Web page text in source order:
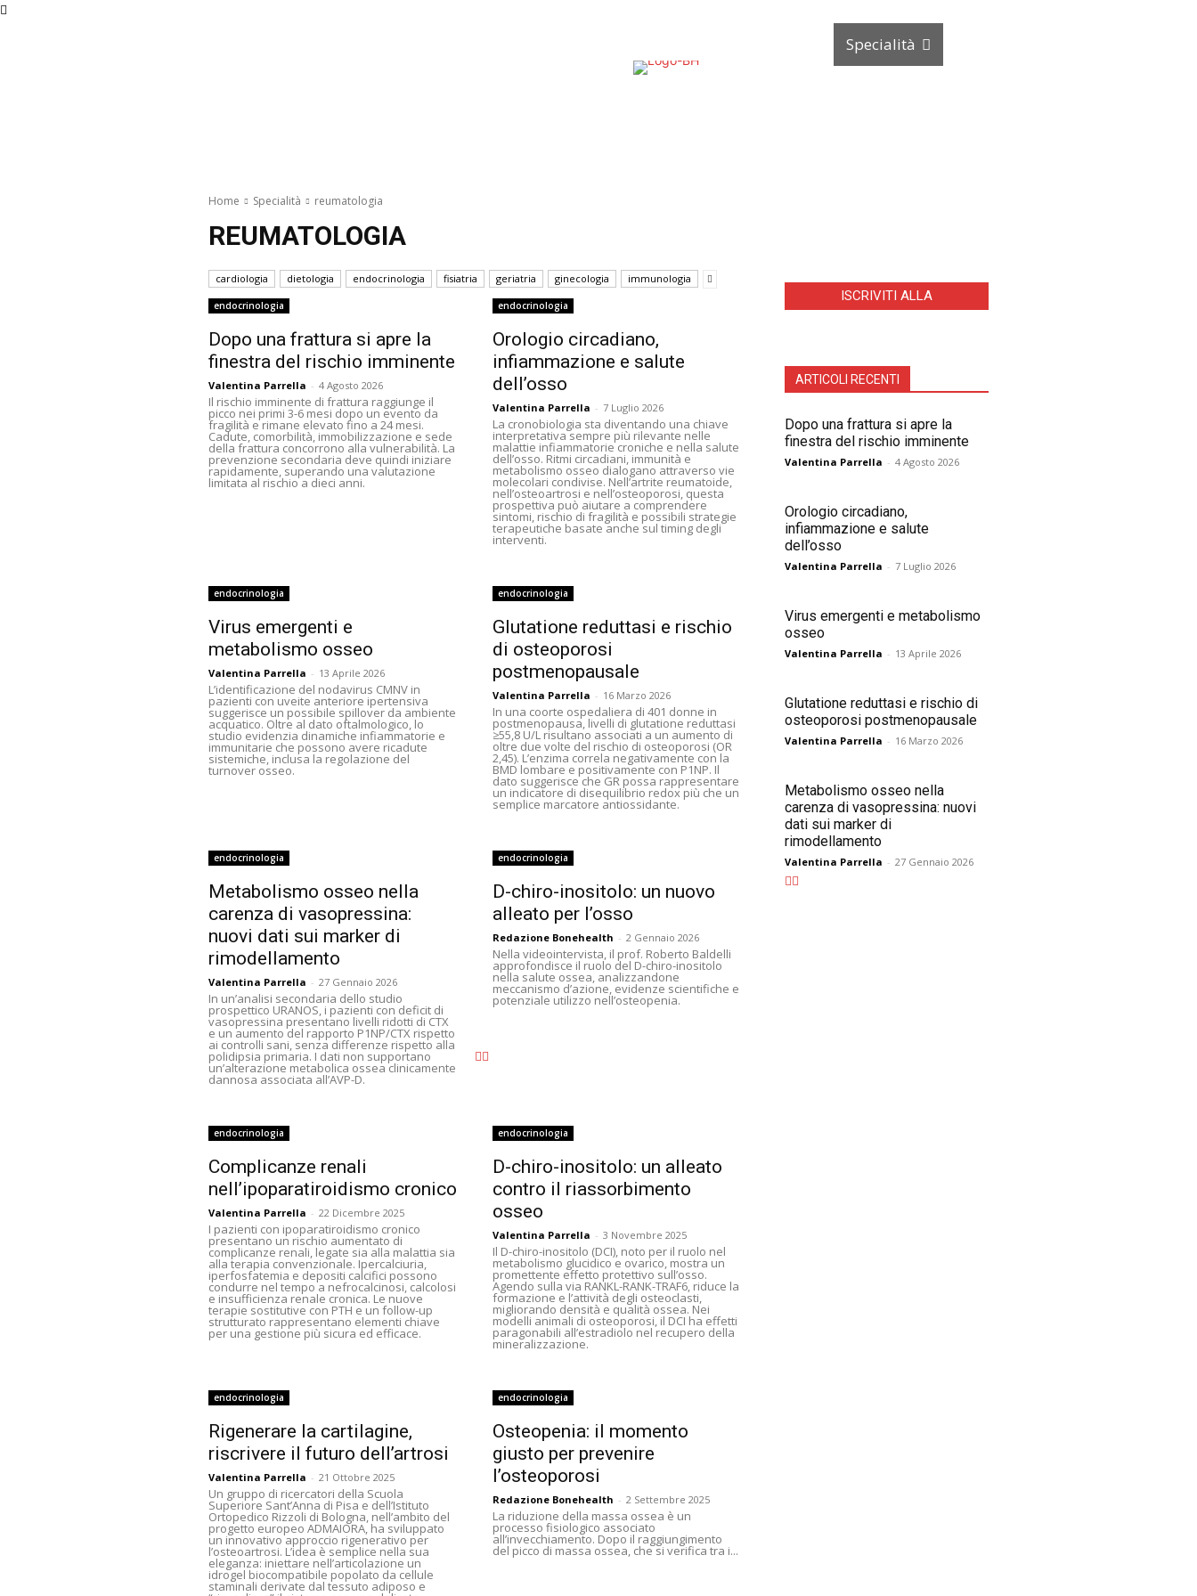
Specialità
Home Specialità reumatologia
REUMATOLOGIA
cardiologia dietologia endocrinologia fisiatria geriatria ginecologia immunologia
endocrinologia
Dopo una frattura si apre la
finestra del rischio imminente
Valentina Parrella - 4 Agosto 2026
Il rischio imminente di frattura raggiunge il
picco nei primi 3-6 mesi dopo un evento da
fragilità e rimane elevato fino a 24 mesi.
Cadute, comorbilità, immobilizzazione e sede
della frattura concorrono alla vulnerabilità. La
prevenzione secondaria deve quindi iniziare
rapidamente, superando una valutazione
limitata al rischio a dieci anni.
endocrinologia
Orologio circadiano,
infiammazione e salute
dell’osso
Valentina Parrella - 7 Luglio 2026
La cronobiologia sta diventando una chiave
interpretativa sempre più rilevante nelle
malattie infiammatorie croniche e nella salute
dell’osso. Ritmi circadiani, immunità e
metabolismo osseo dialogano attraverso vie
molecolari condivise. Nell’artrite reumatoide,
nell’osteoartrosi e nell’osteoporosi, questa
prospettiva può aiutare a comprendere
sintomi, rischio di fragilità e possibili strategie
terapeutiche basate anche sul timing degli
interventi.
endocrinologia
Virus emergenti e
metabolismo osseo
Valentina Parrella - 13 Aprile 2026
L’identificazione del nodavirus CMNV in
pazienti con uveite anteriore ipertensiva
suggerisce un possibile spillover da ambiente
acquatico. Oltre al dato oftalmologico, lo
studio evidenzia dinamiche infiammatorie e
immunitarie che possono avere ricadute
sistemiche, inclusa la regolazione del
turnover osseo.
endocrinologia
Glutatione reduttasi e rischio
di osteoporosi
postmenopausale
Valentina Parrella - 16 Marzo 2026
In una coorte ospedaliera di 401 donne in
postmenopausa, livelli di glutatione reduttasi
≥55,8 U/L risultano associati a un aumento di
oltre due volte del rischio di osteoporosi (OR
2,45). L’enzima correla negativamente con la
BMD lombare e positivamente con P1NP. Il
dato suggerisce che GR possa rappresentare
un indicatore di disequilibrio redox più che un
semplice marcatore antiossidante.
endocrinologia
Metabolismo osseo nella
carenza di vasopressina:
nuovi dati sui marker di
rimodellamento
Valentina Parrella - 27 Gennaio 2026
In un’analisi secondaria dello studio
prospettico URANOS, i pazienti con deficit di
vasopressina presentano livelli ridotti di CTX
e un aumento del rapporto P1NP/CTX rispetto
ai controlli sani, senza differenze rispetto alla
polidipsia primaria. I dati non supportano
un’alterazione metabolica ossea clinicamente
dannosa associata all’AVP-D.
endocrinologia
D-chiro-inositolo: un nuovo
alleato per l’osso
Redazione Bonehealth - 2 Gennaio 2026
Nella videointervista, il prof. Roberto Baldelli
approfondisce il ruolo del D-chiro-inositolo
nella salute ossea, analizzandone
meccanismo d’azione, evidenze scientifiche e
potenziale utilizzo nell’osteopenia.
endocrinologia
Complicanze renali
nell’ipoparatiroidismo cronico
Valentina Parrella - 22 Dicembre 2025
I pazienti con ipoparatiroidismo cronico
presentano un rischio aumentato di
complicanze renali, legate sia alla malattia sia
alla terapia convenzionale. Ipercalciuria,
iperfosfatemia e depositi calcifici possono
condurre nel tempo a nefrocalcinosi, calcolosi
e insufficienza renale cronica. Le nuove
terapie sostitutive con PTH e un follow-up
strutturato rappresentano elementi chiave
per una gestione più sicura ed efficace.
endocrinologia
D-chiro-inositolo: un alleato
contro il riassorbimento
osseo
Valentina Parrella - 3 Novembre 2025
Il D-chiro-inositolo (DCI), noto per il ruolo nel
metabolismo glucidico e ovarico, mostra un
promettente effetto protettivo sull’osso.
Agendo sulla via RANKL-RANK-TRAF6, riduce la
formazione e l’attività degli osteoclasti,
migliorando densità e qualità ossea. Nei
modelli animali di osteoporosi, il DCI ha effetti
paragonabili all’estradiolo nel recupero della
mineralizzazione.
endocrinologia
Rigenerare la cartilagine,
riscrivere il futuro dell’artrosi
Valentina Parrella - 21 Ottobre 2025
Un gruppo di ricercatori della Scuola
Superiore Sant’Anna di Pisa e dell’Istituto
Ortopedico Rizzoli di Bologna, nell’ambito del
progetto europeo ADMAIORA, ha sviluppato
un innovativo approccio rigenerativo per
l’osteoartrosi. L’idea è semplice nella sua
eleganza: iniettare nell’articolazione un
idrogel biocompatibile popolato da cellule
staminali derivate dal tessuto adiposo e
endocrinologia
Osteopenia: il momento
giusto per prevenire
l’osteoporosi
Redazione Bonehealth - 2 Settembre 2025
La riduzione della massa ossea è un
processo fisiologico associato
all’invecchiamento. Dopo il raggiungimento
del picco di massa ossea, che si verifica tra i...
ISCRIVITI ALLA
ARTICOLI RECENTI
Dopo una frattura si apre la
finestra del rischio imminente
Valentina Parrella - 4 Agosto 2026
Orologio circadiano,
infiammazione e salute
dell’osso
Valentina Parrella - 7 Luglio 2026
Virus emergenti e metabolismo
osseo
Valentina Parrella - 13 Aprile 2026
Glutatione reduttasi e rischio di
osteoporosi postmenopausale
Valentina Parrella - 16 Marzo 2026
Metabolismo osseo nella
carenza di vasopressina: nuovi
dati sui marker di
rimodellamento
Valentina Parrella - 27 Gennaio 2026